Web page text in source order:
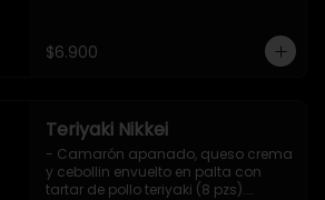
$6.900
Teriyaki Nikkei
- Camarón apanado, queso crema
y cebollin envuelto en palta con
tartar de pollo teriyaki (8 pzs).